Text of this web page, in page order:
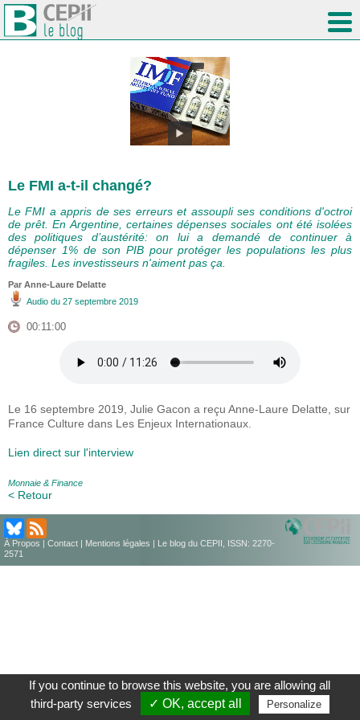
Le FMI a-t-il changé?
Le FMI a appris de ses erreurs et assoupli ses conditions d'octroi
de prêt. En Argentine, certaines dépenses sociales ont été isolées
des politiques d’austérité: on lui a demandé de continuer à
dépenser 1% de son PIB pour protéger les populations les plus
fragiles. Les investisseurs n'aiment pas ça.
Par Anne-Laure Delatte
Audio du 27 septembre 2019
00:11:00
Le 16 septembre 2019, Julie Gacon a reçu Anne-Laure Delatte, sur
France Culture dans Les Enjeux Internationaux.
Lien direct sur l'interview
Monnaie & Finance
< Retour
À Propos Contact Mentions légales | Le blog du CEPII, ISSN: 2270-
2571
If you continue to browse this website, you are allowing all
third-party services
✓ OK, accept all Personalize